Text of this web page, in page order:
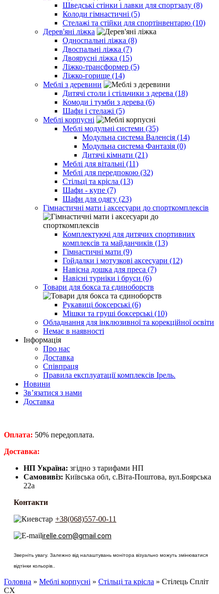
Шведські стінки і лавки для спортзалу (8)
Колоди гімнастичні (5)
Стелажі та стійки для спортінвентарю (10)
Дерев'яні ліжка
Односпальні ліжка (8)
Двоспальні ліжка (7)
Двоярусні ліжка (15)
Ліжко-трансформер (5)
Ліжко-горище (14)
Меблі з деревини
Дитячі столи і стільчики з дерева (18)
Комоди і тумби з дерева (6)
Шафи і стелажі (5)
Меблі корпусні
Меблі модульні системи (35)
Модульна система Валенсія (14)
Модульна система Фантазія (0)
Дитячі кімнати (21)
Меблі для вітальні (11)
Меблі для передпокою (32)
Стільці та крісла (13)
Шафи - купе (7)
Шафи для одягу (23)
Гімнастичні мати і аксесуари до спорткомплексів
Комплектуючі для дитячих спортивних
комплексів та майданчиків (13)
Гімнастичні мати (9)
Гойдалки і мотузкові аксесуари (12)
Навісна дошка для преса (7)
Навісні турніки і бруси (6)
Товари для бокса та єдиноборств
Рукавиці боксерські (6)
Мішки та груші боксерські (10)
Обладнання для інклюзивної та корекційної освіти
Немає в наявності
Інформація
Про нас
Доставка
Співпраця
Правила експлуатації комплексів Ірель.
Новини
Зв’язатися з нами
Доставка
Оплата: 50% передоплата.
​Доставка:
НП Україна: згідно з тарифами НП
Самовивіз: Київська обл, с.Віта-Поштова, вул.Боярська
22а
Контакти
+38(068)557-00-11
irelle.com@gmail.com
Зверніть увагу. Залежно від налаштувань монітора візуально можуть змінюватися
відтінки кольорів..
Головна » Меблі корпусні » Стільці та крісла » Стілець Спліт
СХ